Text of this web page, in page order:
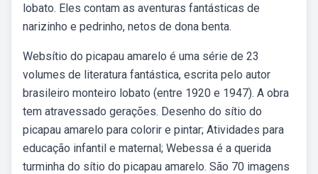
lobato. Eles contam as aventuras fantásticas de
narizinho e pedrinho, netos de dona benta.
Websítio do picapau amarelo é uma série de 23
volumes de literatura fantástica, escrita pelo autor
brasileiro monteiro lobato (entre 1920 e 1947). A obra
tem atravessado gerações. Desenho do sítio do
picapau amarelo para colorir e pintar; Atividades para
educação infantil e maternal; Webessa é a querida
turminha do sítio do picapau amarelo. São 70 imagens